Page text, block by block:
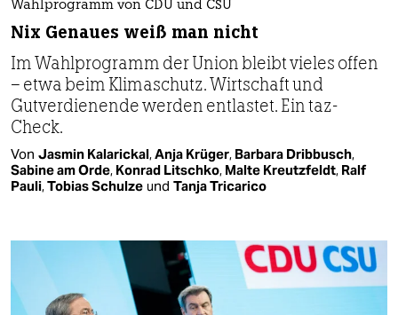
Wahlprogramm von CDU und CSU
Nix Genaues weiß man nicht
Im Wahlprogramm der Union bleibt vieles offen
– etwa beim Klimaschutz. Wirtschaft und
Gutverdienende werden entlastet. Ein taz-
Check.
Von Jasmin Kalarickal,Anja Krüger, Barbara Dribbusch,
Sabine am Orde, Konrad Litschko, Malte Kreutzfeldt, Ralf
Pauli,Tobias Schulze und Tanja Tricarico